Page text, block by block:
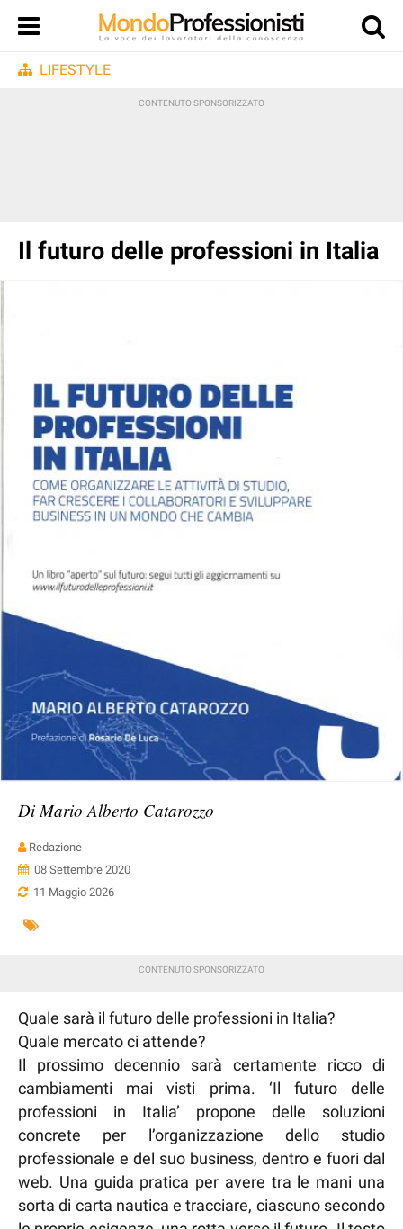
LIFESTYLE
Il futuro delle professioni in Italia
Di Mario Alberto Catarozzo
Redazione
08 Settembre 2020
11 Maggio 2026
Quale sarà il futuro delle professioni in Italia?
Quale mercato ci attende?
Il prossimo decennio sarà certamente ricco di
cambiamenti mai visti prima. ‘Il futuro delle
professioni in Italia’ propone delle soluzioni
concrete per l’organizzazione dello studio
professionale e del suo business, dentro e fuori dal
web. Una guida pratica per avere tra le mani una
sorta di carta nautica e tracciare, ciascuno secondo